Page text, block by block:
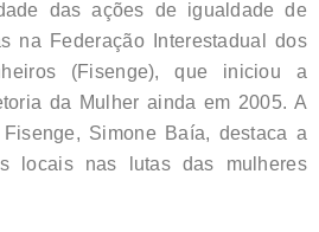
das ações de igualdade de
na Federação Interestadual dos
(Fisenge), que iniciou a
da Mulher ainda em 2005. A
Simone Baía, destaca a
locais nas lutas das mulheres